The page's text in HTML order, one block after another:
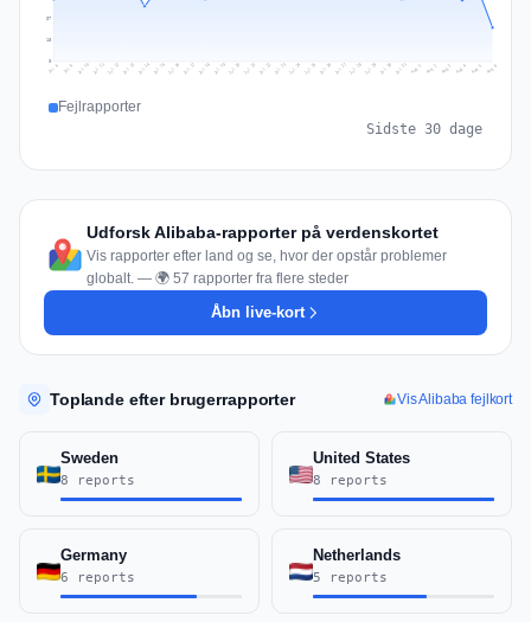
18
37
Jul 8 Jul 9 Jul 10 Jul 11 Jul 12 Jul 13 Jul 14 Jul 15 Jul 16 Jul 17 Jul 18 Jul 19 Jul 20 Jul 21 Jul 22 Jul 23 Jul 24 Jul 25 Jul 26 Jul 27 Jul 28 Jul 29 Jul 30 Jul 31 Aug 1 Aug 2 Aug 3 Aug 4 Aug 5 Aug 6
Fejlrapporter
Sidste 30 dage
Udforsk Alibaba-rapporter på verdenskortet
Vis rapporter efter land og se, hvor der opstår problemer
globalt. — 🌍 57 rapporter fra flere steder
Åbn live-kort
Toplande efter brugerrapporter Vis Alibaba fejlkort
Sweden
8 reports
United States
8 reports
Germany
6 reports
Netherlands
5 reports